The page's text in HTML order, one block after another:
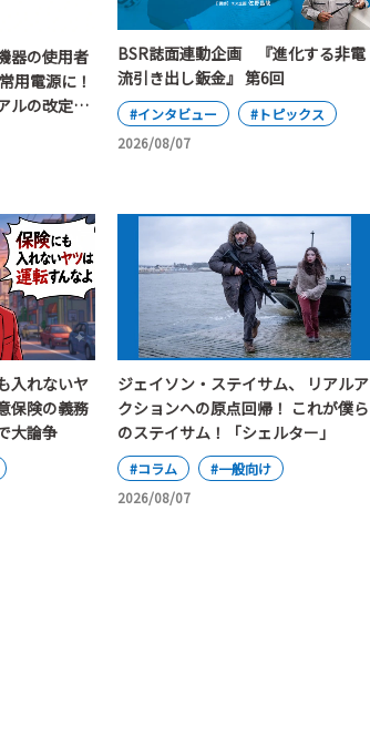
器の使用者
用電源に！
ルの改定ポ
BSR誌面連動企画 『進化する非電
流引き出し鈑金』 第6回
#インタビュー
#トピックス
2026/08/07
入れないヤ
保険の義務
大論争
ジェイソン・ステイサム、 リアルア
クションへの原点回帰！ これが僕ら
のステイサム！「シェルター」
#コラム
#一般向け
2026/08/07